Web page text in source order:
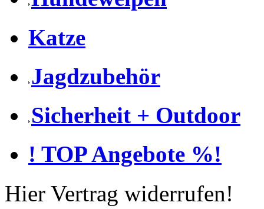
Katze
Jagdzubehör
Sicherheit + Outdoor
! TOP Angebote %!
Hier Vertrag widerrufen!